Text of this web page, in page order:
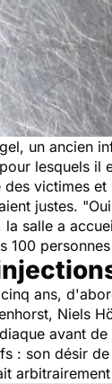
un ancien
pour lesquels il
des victimes
justes.
la salle a
100
ans,
Niels
avant
: son désir